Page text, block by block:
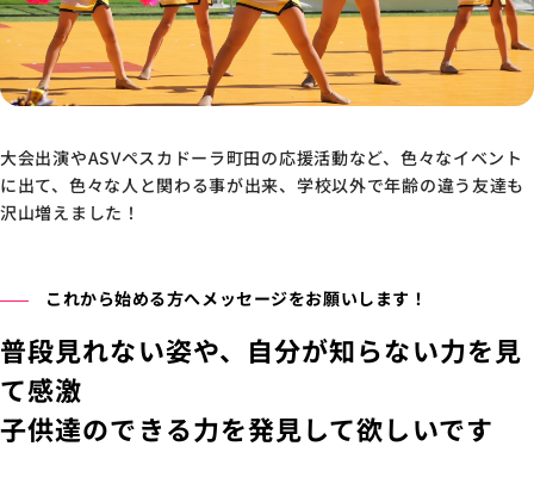
大会出演やASVペスカドーラ町田の応援活動など、色々なイベント
に出て、色々な人と関わる事が出来、学校以外で年齢の違う友達も
沢山増えました！
これから始める方へメッセージをお願いします！
普段見れない姿や、自分が知らない力を見
て感激
子供達のできる力を発見して欲しいです